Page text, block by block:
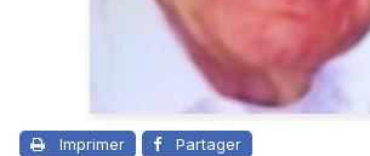
Imprimer Partager